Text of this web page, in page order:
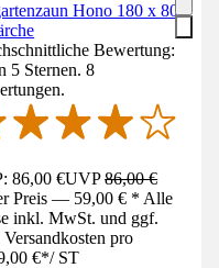
Hono 180 x 80
Bewertung:
5 Sternen. 8
86,00 €UVP86,00 €
Preis — 59,00 € * Alle
inkl. MwSt. und ggf.
pro
€*/ ST